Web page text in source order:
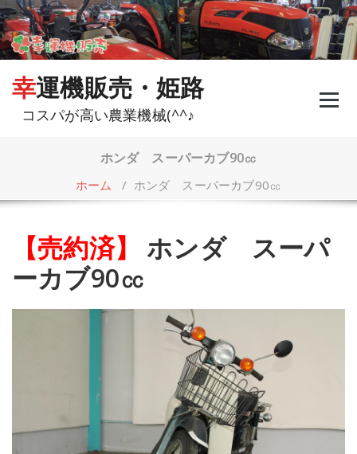
コ
ン
テ
ン
幸運機販売・姫路
コスパが高い農業機械(^^♪
ホンダ スーパーカブ90㏄
ホーム / ホンダ スーパーカブ90㏄
【売約済】
ホンダ スーパ
ーカブ90㏄